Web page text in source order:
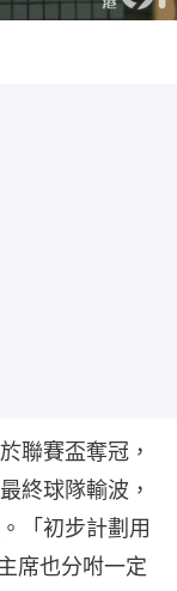
聯賽盃奪冠，
終球隊輸波，
「初步計劃用
席也分咐一定